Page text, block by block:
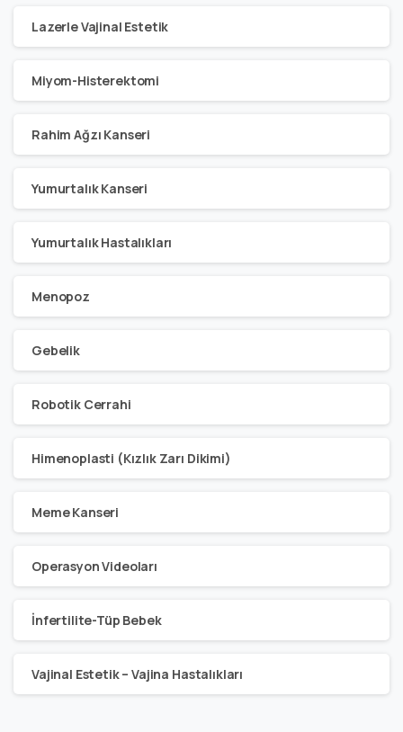
Lazerle Vajinal Estetik
Miyom-Histerektomi
Rahim Ağzı Kanseri
Yumurtalık Kanseri
Yumurtalık Hastalıkları
Menopoz
Gebelik
Robotik Cerrahi
Himenoplasti (Kızlık Zarı Dikimi)
Meme Kanseri
Operasyon Videoları
İnfertilite-Tüp Bebek
Vajinal Estetik – Vajina Hastalıkları